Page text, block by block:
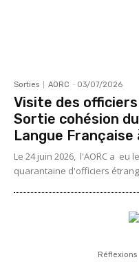
Sorties AORC - 03/07/2026
Visite des
Sortie cohésion
Langue Française
Le 24 juin 2026, l'AORC a eu
quarantaine d'officiers
Réflexions